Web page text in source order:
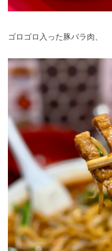
ゴロゴロ入った豚バラ肉、